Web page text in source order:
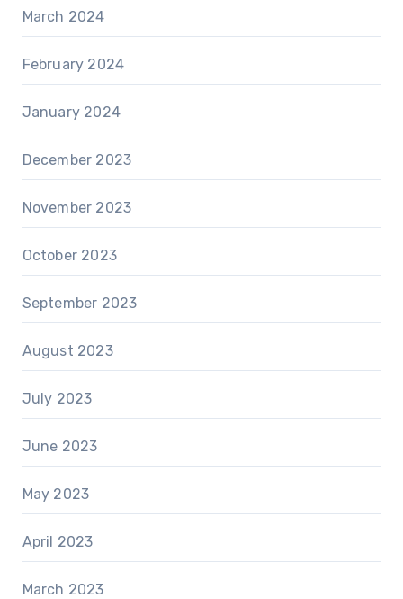
March 2024
February 2024
January 2024
December 2023
November 2023
October 2023
September 2023
August 2023
July 2023
June 2023
May 2023
April 2023
March 2023